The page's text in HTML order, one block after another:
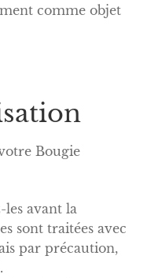
comme objet
Bougie
avant la
sont traitées avec
par précaution,